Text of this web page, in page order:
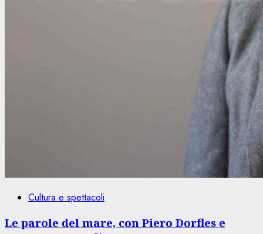
Cultura e spettacoli
Le parole del mare, con Piero Dorfles e